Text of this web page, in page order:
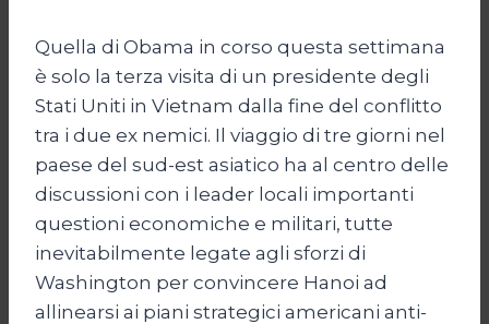
Quella di Obama in corso questa settimana
è solo la terza visita di un presidente degli
Stati Uniti in Vietnam dalla fine del conflitto
tra i due ex nemici. Il viaggio di tre giorni nel
paese del sud-est asiatico ha al centro delle
discussioni con i leader locali importanti
questioni economiche e militari, tutte
inevitabilmente legate agli sforzi di
Washington per convincere Hanoi ad
allinearsi ai piani strategici americani anti-